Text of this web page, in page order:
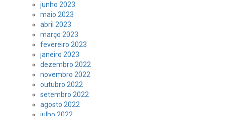
junho 2023
maio 2023
abril 2023
março 2023
fevereiro 2023
janeiro 2023
dezembro 2022
novembro 2022
outubro 2022
setembro 2022
agosto 2022